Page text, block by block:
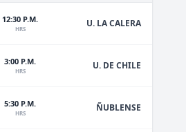
12:30 P.M.
HRS U. LA CALERA
3:00 P.M.
HRS U. DE CHILE
5:30 P.M.
HRS ÑUBLENSE